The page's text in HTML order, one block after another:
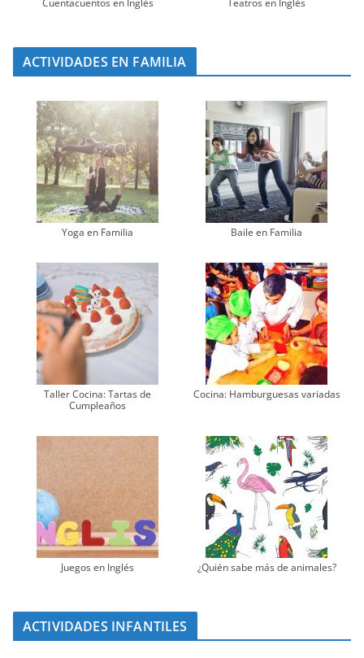
Cuentacuentos en Inglés Teatros en Inglés
ACTIVIDADES EN FAMILIA
Yoga en Familia Baile en Familia
Taller Cocina: Tartas de
Cumpleaños
Cocina: Hamburguesas variadas
Juegos en Inglés ¿Quién sabe más de animales?
ACTIVIDADES INFANTILES